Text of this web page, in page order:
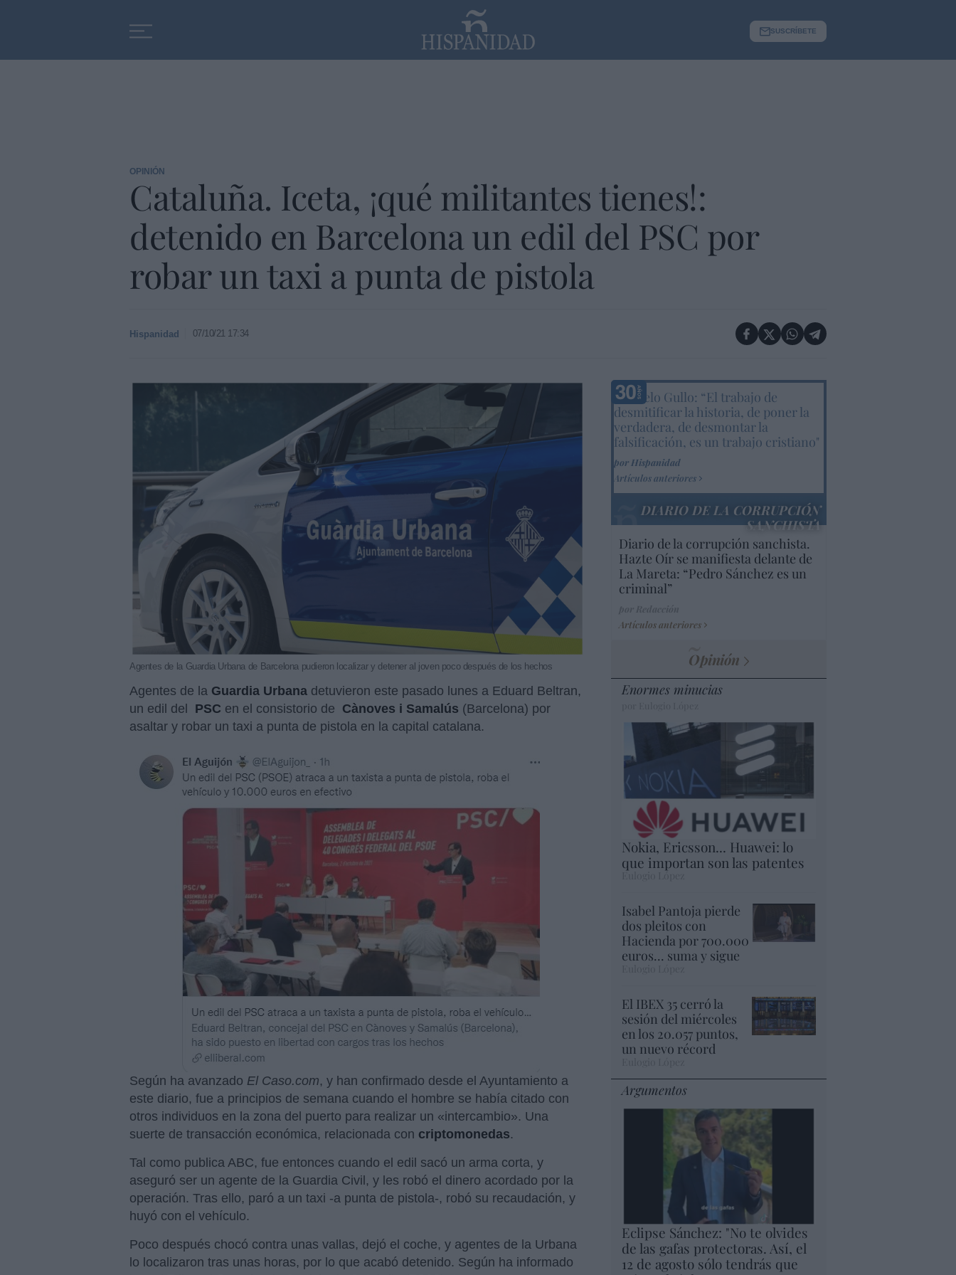
SUSCRÍBETE
OPINIÓN
Cataluña. Iceta, ¡qué militantes tienes!:
detenido en Barcelona un edil del PSC por
robar un taxi a punta de pistola
Hispanidad 07/10/21 17:34
Agentes de la Guardia Urbana de Barcelona pudieron localizar y detener al joven poco después de los hechos
Agentes de la Guardia Urbana detuvieron este pasado lunes a Eduard Beltran,
un edil del PSC en el consistorio de Cànoves i Samalús (Barcelona) por
asaltar y robar un taxi a punta de pistola en la capital catalana.
Según ha avanzado El Caso.com, y han confirmado desde el Ayuntamiento a
este diario, fue a principios de semana cuando el hombre se había citado con
otros individuos en la zona del puerto para realizar un «intercambio». Una
suerte de transacción económica, relacionada con criptomonedas.
Tal como publica ABC, fue entonces cuando el edil sacó un arma corta, y
aseguró ser un agente de la Guardia Civil, y les robó el dinero acordado por la
operación. Tras ello, paró a un taxi -a punta de pistola-, robó su recaudación, y
huyó con el vehículo.
Poco después chocó contra unas vallas, dejó el coche, y agentes de la Urbana
lo localizaron tras unas horas, por lo que acabó detenido. Según ha informado
Marcelo Gullo: “El trabajo de
desmitificar la historia, de poner la
verdadera, de desmontar la
falsificación, es un trabajo cristiano"
por Hispanidad
Artículos anteriores
DIARIO DE LA CORRUPCIÓN
SANCHISTA
Diario de la corrupción sanchista.
Hazte Oír se manifiesta delante de
La Mareta: “Pedro Sánchez es un
criminal”
Artículos anteriores
Opinión
Enormes minucias
Nokia, Ericsson... Huawei: lo
que importan son las patentes
Eulogio López
Isabel Pantoja pierde
dos pleitos con
Hacienda por 700.000
euros... suma y sigue
El IBEX 35 cerró la
sesión del miércoles
en los 20.057 puntos,
un nuevo récord
Argumentos
Eclipse Sánchez: "No te olvides
de las gafas protectoras. Así, el
12 de agosto sólo tendrás que